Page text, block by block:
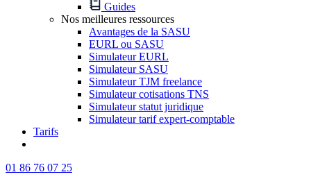
Guides
Nos meilleures ressources
Avantages de la SASU
EURL ou SASU
Simulateur EURL
Simulateur SASU
Simulateur TJM freelance
Simulateur cotisations TNS
Simulateur statut juridique
Simulateur tarif expert-comptable
Tarifs
01 86 76 07 25